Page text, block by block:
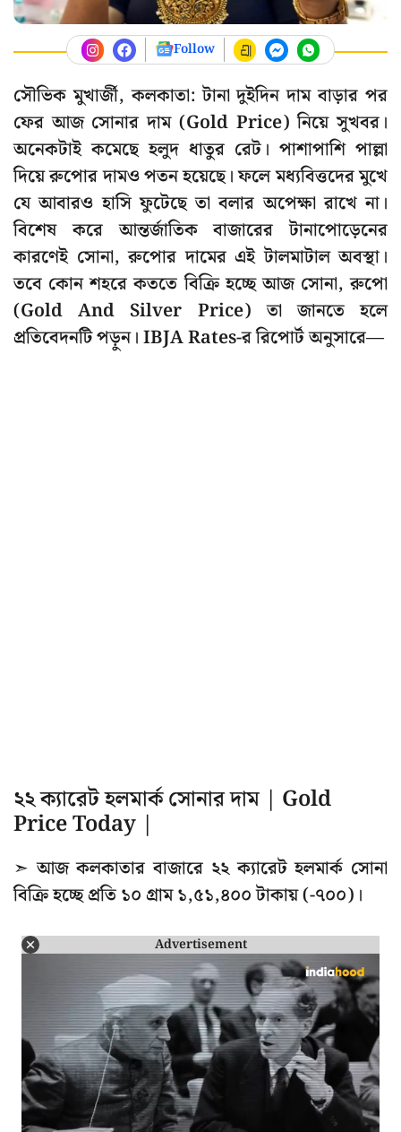
Follow
সৌভিক মুখার্জী, কলকাতা: টানা দুইদিন দাম বাড়ার পর
ফের আজ সোনার দাম (Gold Price) নিয়ে সুখবর।
অনেকটাই কমেছে হলুদ ধাতুর রেট। পাশাপাশি পাল্লা
দিয়ে রুপোর দামও পতন হয়েছে। ফলে মধ্যবিত্তদের মুখে
যে আবারও হাসি ফুটেছে তা বলার অপেক্ষা রাখে না।
বিশেষ করে আন্তর্জাতিক বাজারের টানাপোড়েনের
কারণেই সোনা, রুপোর দামের এই টালমাটাল অবস্থা।
তবে কোন শহরে কততে বিক্রি হচ্ছে আজ সোনা, রুপো
(Gold And Silver Price) তা জানতে হলে
প্রতিবেদনটি পড়ুন। IBJA Rates-র রিপোর্ট অনুসারে—
২২ ক্যারেট হলমার্ক সোনার দাম | Gold
Price Today |
➣ আজ কলকাতার বাজারে ২২ ক্যারেট হলমার্ক সোনা
বিক্রি হচ্ছে প্রতি ১০ গ্রাম ১,৫১,৪০০ টাকায় (-৭০০)।
Advertisement